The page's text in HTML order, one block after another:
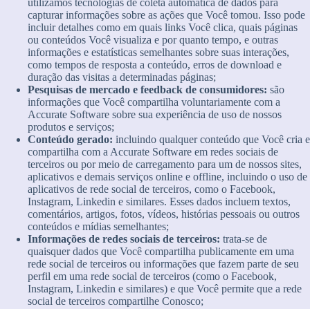
utilizamos tecnologias de coleta automática de dados para
capturar informações sobre as ações que Você tomou. Isso pode
incluir detalhes como em quais links Você clica, quais páginas
ou conteúdos Você visualiza e por quanto tempo, e outras
informações e estatísticas semelhantes sobre suas interações,
como tempos de resposta a conteúdo, erros de download e
duração das visitas a determinadas páginas;
Pesquisas de mercado e feedback de consumidores: são
informações que Você compartilha voluntariamente com a
Accurate Software sobre sua experiência de uso de nossos
produtos e serviços;
Conteúdo gerado: incluindo qualquer conteúdo que Você cria e
compartilha com a Accurate Software em redes sociais de
terceiros ou por meio de carregamento para um de nossos sites,
aplicativos e demais serviços online e offline, incluindo o uso de
aplicativos de rede social de terceiros, como o Facebook,
Instagram, Linkedin e similares. Esses dados incluem textos,
comentários, artigos, fotos, vídeos, histórias pessoais ou outros
conteúdos e mídias semelhantes;
Informações de redes sociais de terceiros: trata-se de
quaisquer dados que Você compartilha publicamente em uma
rede social de terceiros ou informações que fazem parte de seu
perfil em uma rede social de terceiros (como o Facebook,
Instagram, Linkedin e similares) e que Você permite que a rede
social de terceiros compartilhe Conosco;